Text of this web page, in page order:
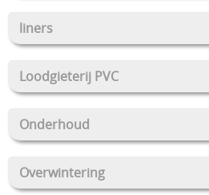
Tegenstroom zwemapparaten
Verlichting
Vilt en isolatie
Waterbehandeling
liners
Loodgieterij PVC
Onderhoud
Overwintering